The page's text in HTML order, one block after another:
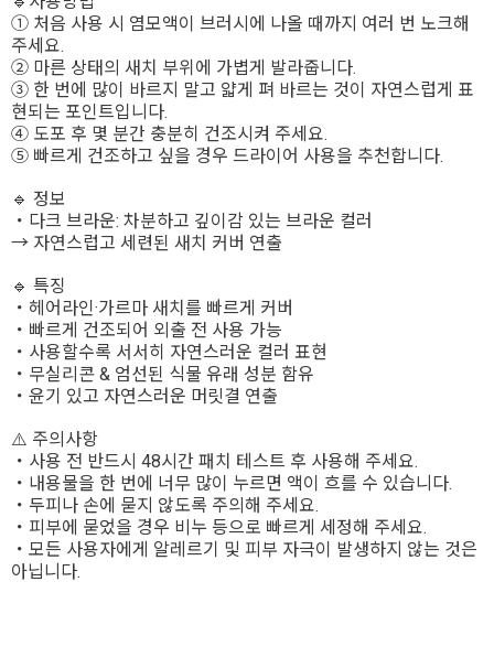
① 처음 사용 시 염모액이 브러시에 나올 때까지 여러 번 노크해
주세요.
② 마른 상태의 새치 부위에 가볍게 발라줍니다.
③ 한 번에 많이 바르지 말고 얇게 펴 바르는 것이 자연스럽게 표
현되는 포인트입니다.
④ 도포 후 몇 분간 충분히 건조시켜 주세요.
⑤ 빠르게 건조하고 싶을 경우 드라이어 사용을 추천합니다.
🔹 정보
・다크 브라운: 차분하고 깊이감 있는 브라운 컬러
→ 자연스럽고 세련된 새치 커버 연출
🔹 특징
・헤어라인·가르마 새치를 빠르게 커버
・빠르게 건조되어 외출 전 사용 가능
・사용할수록 서서히 자연스러운 컬러 표현
・무실리콘 & 엄선된 식물 유래 성분 함유
・윤기 있고 자연스러운 머릿결 연출
⚠️ 주의사항
・사용 전 반드시 48시간 패치 테스트 후 사용해 주세요.
・내용물을 한 번에 너무 많이 누르면 액이 흐를 수 있습니다.
・두피나 손에 묻지 않도록 주의해 주세요.
・피부에 묻었을 경우 비누 등으로 빠르게 세정해 주세요.
・모든 사용자에게 알레르기 및 피부 자극이 발생하지 않는 것은
아닙니다.